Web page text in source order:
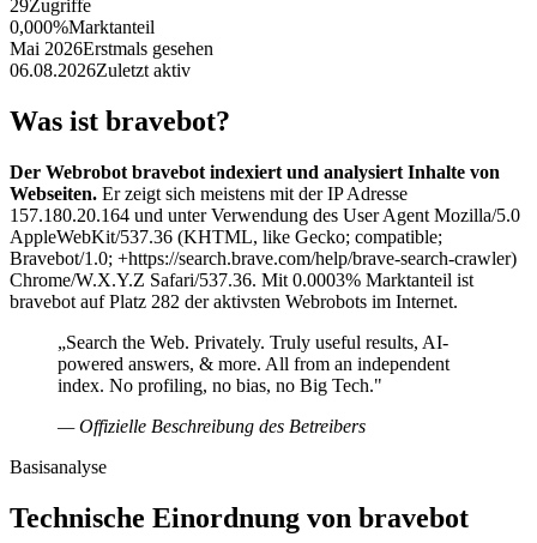
29Zugriffe
0,000%Marktanteil
Mai 2026Erstmals gesehen
06.08.2026Zuletzt aktiv
Was ist bravebot?
Der Webrobot bravebot indexiert und analysiert Inhalte von
Webseiten. Er zeigt sich meistens mit der IP Adresse
157.180.20.164 und unter Verwendung des User Agent Mozilla/5.0
AppleWebKit/537.36 (KHTML, like Gecko; compatible;
Bravebot/1.0; +https://search.brave.com/help/brave-search-crawler)
Chrome/W.X.Y.Z Safari/537.36. Mit 0.0003% Marktanteil ist
bravebot auf Platz 282 der aktivsten Webrobots im Internet.
„Search the Web. Privately. Truly useful results, AI-
powered answers, & more. All from an independent
index. No profiling, no bias, no Big Tech."
— Offizielle Beschreibung des Betreibers
Basisanalyse
Technische Einordnung von bravebot